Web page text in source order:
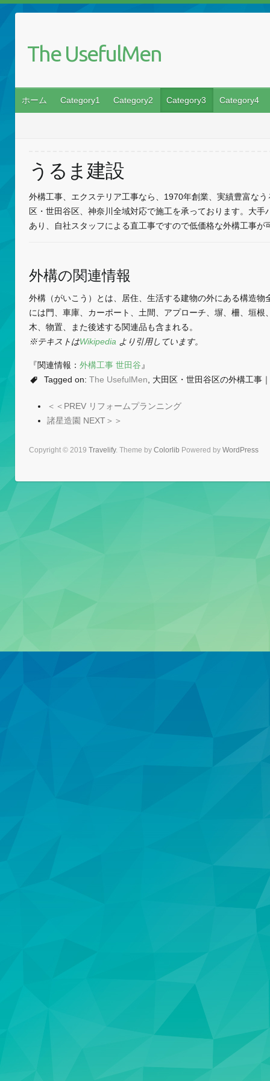
The UsefulMen
ホーム Category1 Category2 Category3 Category4
うるま建設
外構工事、エクステリア工事なら、1970年創業、実績豊富な
区・世田谷区、神奈川全域対応で施工を承っております。大手
あり、自社スタッフによる直工事ですので低価格な外構工事が
外構の関連情報
外構（がいこう）とは、居住、生活する建物の外にある構造物
には門、車庫、カーポート、土間、アプローチ、塀、柵、垣根
木、物置、また後述する関連品も含まれる。
※テキストはWikipedia より引用しています。
『関連情報： 外構工事 世田谷 』
Tagged on: The UsefulMen , 大田区・世田谷区の外構工事
＜＜PREV リフォームプランニング
諸星造園 NEXT＞＞
Copyright © 2019 Travelify. Theme by Colorlib Powered by WordPress